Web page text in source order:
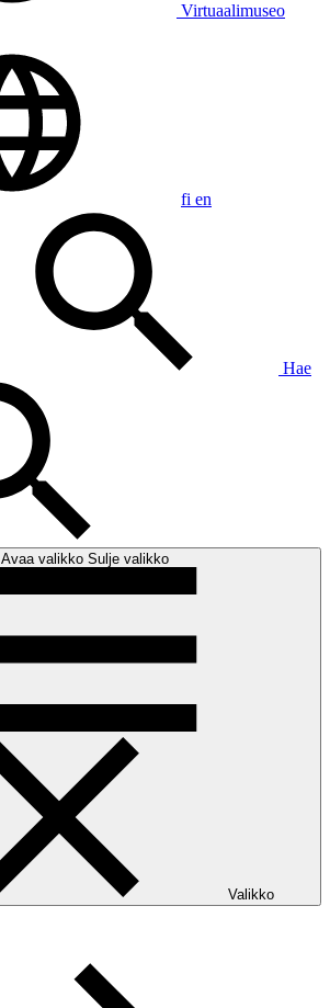
Virtuaalimuseo
fi en
Hae
Avaa valikko Sulje valikko
Valikko